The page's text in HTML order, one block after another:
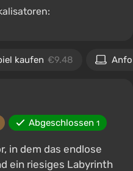
kaufen €9.48
Abgeschlossen 1
in dem das endlose
ein riesiges Labyrinth